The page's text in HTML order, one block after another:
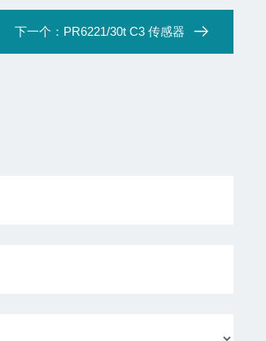
下一个： PR6221/30t C3 传感器